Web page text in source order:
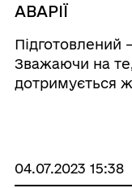
АВАРІЇ
Підготовлений
Зважаючи на
дотримується
Одразу з ...
04.07.2023 15:38